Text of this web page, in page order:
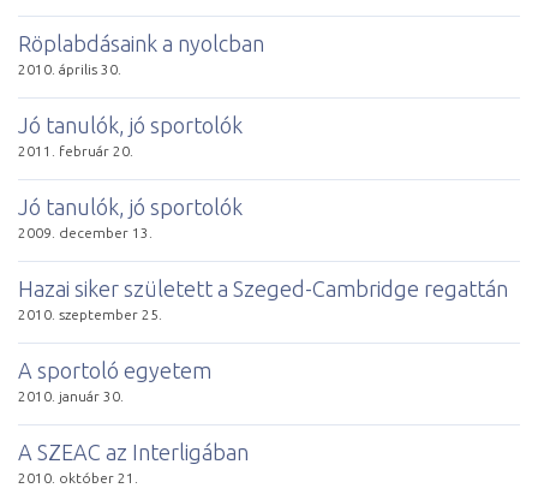
Röp­lab­dá­sa­ink a nyolc­ban
2010. április 30.
Jó ta­nu­lók, jó spor­to­lók
2011. február 20.
Jó ta­nu­lók, jó spor­to­lók
2009. december 13.
Ha­zai si­ker szü­le­tett a Sze­ged-Camb­rid­ge re­gat­tán
2010. szeptember 25.
A spor­to­ló egye­tem
2010. január 30.
A SZEAC az Interligában
2010. október 21.